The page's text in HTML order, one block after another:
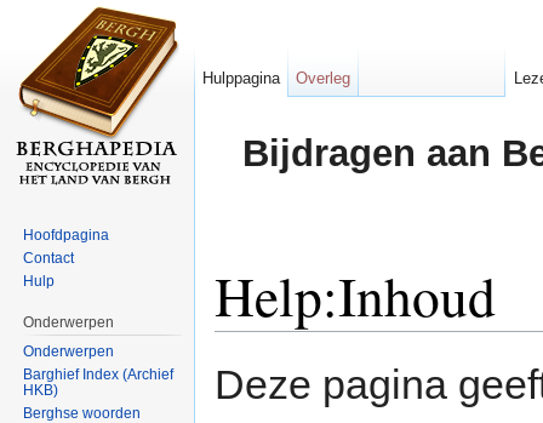
Bijdragen aan
Help:Inhoud
Deze pagina
Hulppagina Overleg
Hoofdpagina
Contact
Hulp
Onderwerpen
Onderwerpen
Barghief Index (Archief
HKB)
Berghse woorden